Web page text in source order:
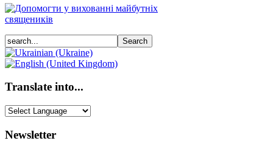
Translate into...
Newsletter